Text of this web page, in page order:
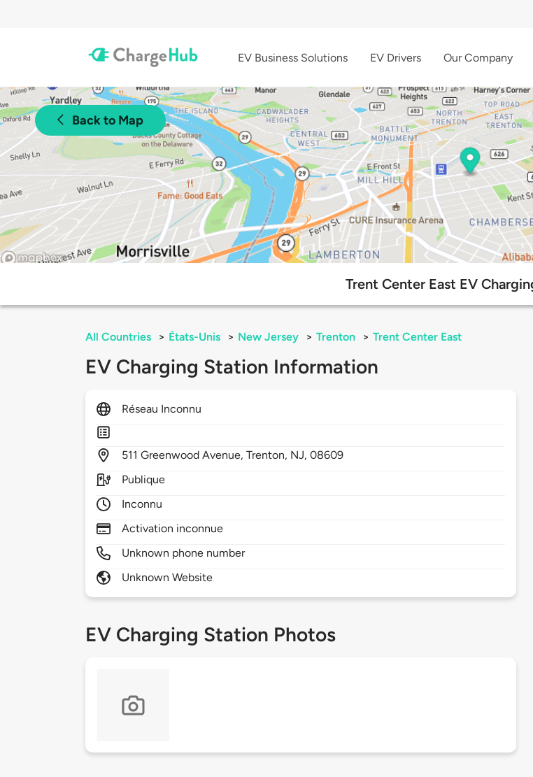
EV Business Solutions EV Drivers Our Company
Back to Map
Trent Center East EV
All Countries > États-Unis > New Jersey > Trenton > Trent Center East
EV Charging Station Information
Réseau Inconnu
511Greenwood Avenue,Trenton, NJ,08609
Publique
Inconnu
Activation inconnue
Unknown phone number
Unknown Website
EV Charging Station Photos